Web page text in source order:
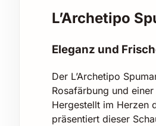
L’Archetipo
Eleganz und
Der L’Archetipo
Rosafärbung und
Hergestellt im Herzen
präsentiert dieser